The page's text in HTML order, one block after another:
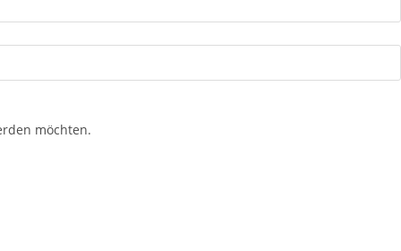
möchten.